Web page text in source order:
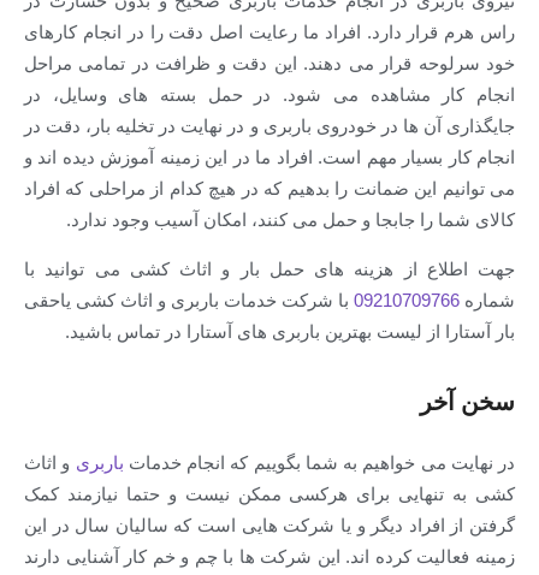
راس هرم قرار دارد. افراد ما رعایت اصل دقت را در انجام کارهای
خود سرلوحه قرار می دهند. این دقت و ظرافت در تمامی مراحل
انجام کار مشاهده می شود. در حمل بسته های وسایل، در
جایگذاری آن ها در خودروی باربری و در نهایت در تخلیه بار، دقت در
انجام کار بسیار مهم است. افراد ما در این زمینه آموزش دیده اند و
می توانیم این ضمانت را بدهیم که در هیچ کدام از مراحلی که افراد
کالای شما را جابجا و حمل می کنند، امکان آسیب وجود ندارد.
جهت اطلاع از هزینه های حمل بار و اثاث کشی می توانید با
شماره 09210709766 با شرکت خدمات باربری و اثاث کشی یاحقی
بار آستارا از لیست بهترین باربری های آستارا در تماس باشید.
سخن آخر
در نهایت می خواهیم به شما بگوییم که انجام خدمات باربری و اثاث
کشی به تنهایی برای هرکسی ممکن نیست و حتما نیازمند کمک
گرفتن از افراد دیگر و یا شرکت هایی است که سالیان سال در این
زمینه فعالیت کرده اند. این شرکت ها با چم و خم کار آشنایی دارند